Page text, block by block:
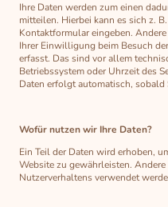
Ihre Daten werden zum einen
mitteilen. Hierbei kann es sich z.
Kontaktformular eingeben.
Ihrer Einwilligung beim Besuch
erfasst. Das sind vor allem
Betriebssystem oder Uhrzeit des
Daten erfolgt automatisch, sobald
Wofür nutzen wir Ihre Daten?
Ein Teil der Daten wird erhoben,
Website zu gewährleisten.
Nutzerverhaltens verwendet